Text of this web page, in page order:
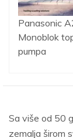
Panasonic
Monoblok
pumpa
Sa više od 50
zemalja širom